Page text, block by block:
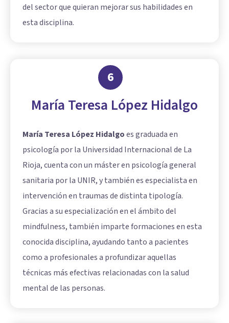
del sector que quieran mejorar sus habilidades en
esta disciplina.
6
María Teresa López Hidalgo
María Teresa López Hidalgoes graduada en
psicología por la Universidad Internacional de La
Rioja, cuenta con un máster en psicología general
sanitaria por la UNIR, y también es especialista en
intervención en traumas de distinta tipología.
Gracias a su especialización en el ámbito del
mindfulness, también imparte formaciones en esta
conocida disciplina, ayudando tanto a pacientes
como a profesionales a profundizar aquellas
técnicas más efectivas relacionadas con la salud
mental de las personas.